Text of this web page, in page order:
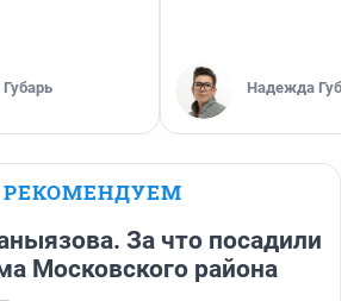
Надежда
РЕКОМЕНДУЕМ
За что посадили
Московского района